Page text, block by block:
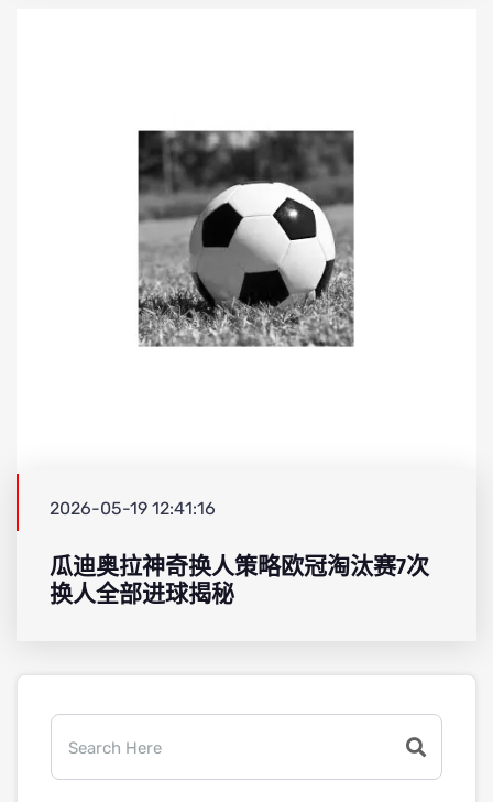
2026-05-19 12:41:16
瓜迪奥拉神奇换人策略欧冠淘汰赛7次
换人全部进球揭秘